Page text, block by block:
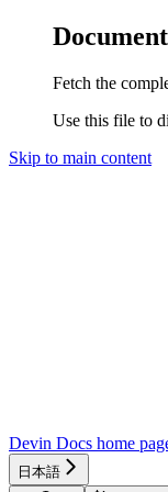
Fetch the
Use this file to
Skip to main content
Devin Docs home
日本語